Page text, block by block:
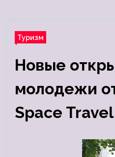
Туризм
Новые
молодежи
Space Travel